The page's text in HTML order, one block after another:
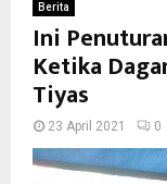
Berita
Ini
Ketika
Tiyas
23 April 2021 0